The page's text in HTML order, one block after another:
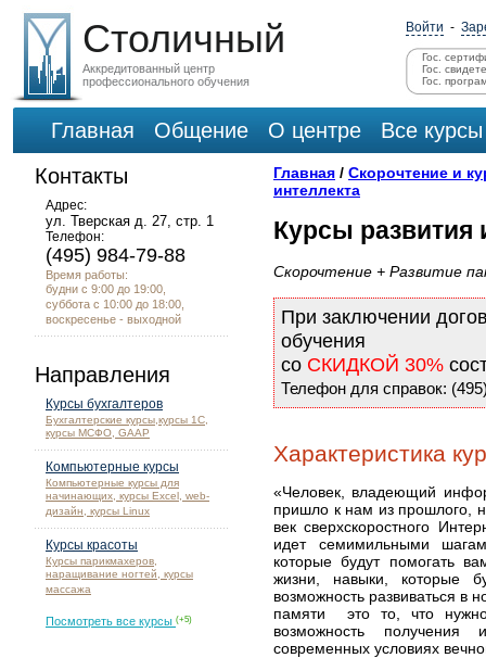
Столичный
Аккредитованный центр
профессионального обучения
Войти -
Гос.
Гос.
Гос.
Главная Общение О центре
Все курсы
Контакты
Адрес:
ул. Тверская д. 27, стр. 1
Телефон:
(495) 984-79-88
Время работы:
будни с 9:00 до 19:00,
суббота с 10:00 до 18:00,
воскресенье - выходной
Направления
Курсы бухгалтеров
Бухгалтерские курсы,курсы 1С,
курсы МСФО, GAAP
Компьютерные курсы
Компьютерные курсы для
начинающих, курсы Excel, web-
дизайн, курсы Linux
Курсы красоты
Курсы парикмахеров,
наращивание ногтей, курсы
массажа
Посмотреть все курсы (+5)
Главная / Скорочтение и
интеллекта
Курсы развития
Скорочтение + Развитие
При заключении
обучения
со СКИДКОЙ 30%
Телефон для справок:
Характеристика
«Человек, владеющий
пришло к нам из прошлого,
век сверхскоростного
идет семимильными
которые будут помогать
жизни, навыки, которые
возможность развиваться в
памяти это то, что нужно
возможность
современных условиях